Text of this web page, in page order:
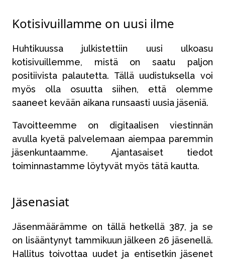
Kotisivuillamme on uusi ilme
Huhtikuussa julkistettiin uusi ulkoasu
kotisivuillemme, mistä on saatu paljon
positiivista palautetta. Tällä uudistuksella voi
myös olla osuutta siihen, että olemme
saaneet kevään aikana runsaasti uusia jäseniä.
Tavoitteemme on digitaalisen viestinnän
avulla kyetä palvelemaan aiempaa paremmin
jäsenkuntaamme. Ajantasaiset tiedot
toiminnastamme löytyvät myös tätä kautta.
Jäsenasiat
Jäsenmäärämme on tällä hetkellä 387, ja se
on lisääntynyt tammikuun jälkeen 26 jäsenellä.
Hallitus toivottaa uudet ja entisetkin jäsenet